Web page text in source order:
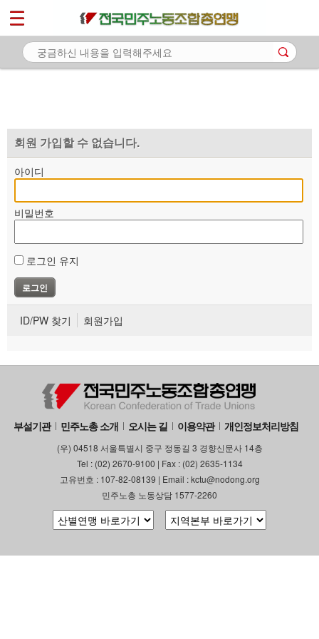
회원 가입할 수 없습니다.
아이디
비밀번호
로그인 유지
ID/PW 찾기 회원가입
부설기관 민주노총 소개 오시는 길 이용약관 개인정보처리방침
(우) 04518 서울특별시 중구 정동길 3 경향신문사 14층
Tel : (02) 2670-9100 | Fax : (02) 2635-1134
고유번호 : 107-82-08139 | Email : kctu@nodong.org
민주노총 노동상담 1577-2260
마이페이지
소개
자료
부설기관